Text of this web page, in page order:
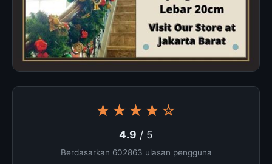
★★★★☆
4.9 / 5
Berdasarkan 602863 ulasan pengguna